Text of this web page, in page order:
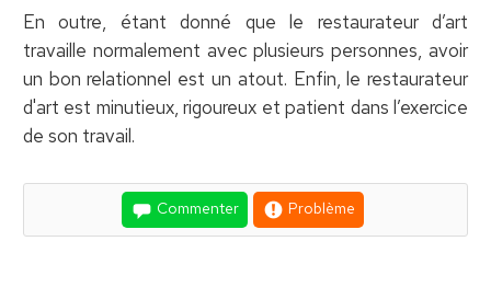
En outre, étant donné que le restaurateur d’art
travaille normalement avec plusieurs personnes, avoir
un bon relationnel est un atout. Enfin, le restaurateur
d'art est minutieux, rigoureux et patient dans l’exercice
de son travail.
Commenter Problème